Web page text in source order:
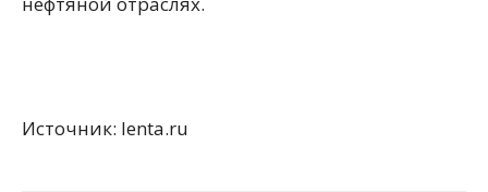
Источник: lenta.ru